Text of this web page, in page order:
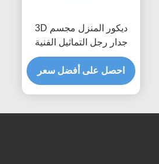
ديكور المنزل مجسم 3D
جدار رجل التماثيل الفنية
الفولاذ المقاوم للصدأ مات
إنهاء
احصل على أفضل سعر